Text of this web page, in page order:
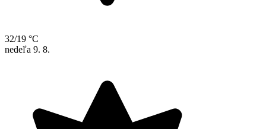
32/19 °C
nedeľa 9. 8.